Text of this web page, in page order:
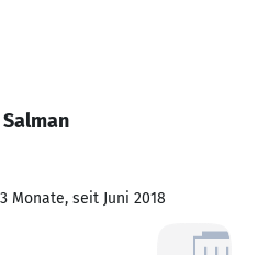
Monate, seit Juni 2018